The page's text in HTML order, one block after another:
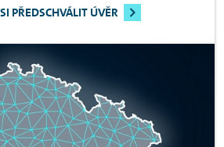
PŘEDSCHVÁLIT ÚVĚR